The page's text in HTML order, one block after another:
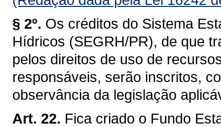
§ 2º. Os créditos do Sistema
Hídricos (SEGRH/PR), de que
pelos direitos de uso de
responsáveis, serão inscritos,
observância da legislação
Art. 22. Fica criado o Fundo